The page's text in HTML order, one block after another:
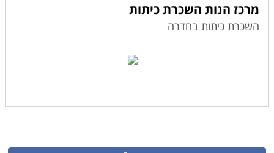
מרכז הנות השכרת כיתות
השכרת כיתות בחדרה